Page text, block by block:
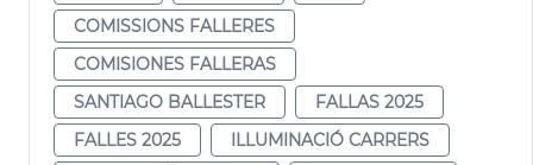
COMISSIONS FALLERES
COMISIONES FALLERAS
SANTIAGO BALLESTER
FALLAS 2025
FALLES 2025
ILLUMINACIÓ CARRERS